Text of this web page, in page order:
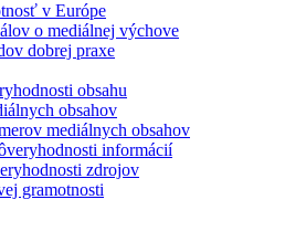
v Európe
o mediálnej výchove
dobrej praxe
obsahu
obsahov
mediálnych obsahov
informácií
zdrojov
gramotnosti